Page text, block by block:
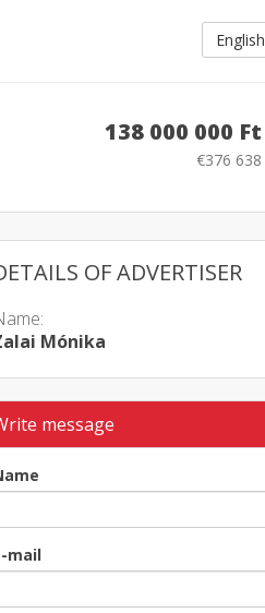
English
138 000 000 Ft
€376 638
OF ADVERTISER
Mónika
message
mail